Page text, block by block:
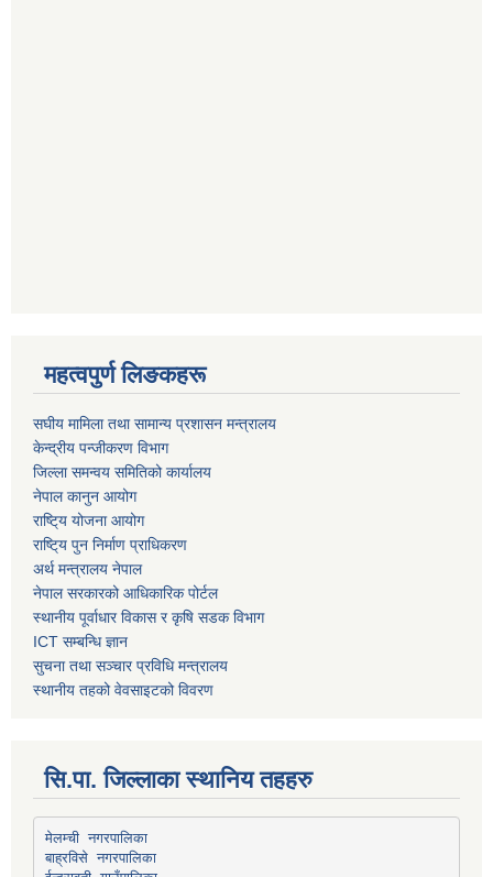
महत्वपुर्ण लिङकहरू
स‌घीय मामिला तथा सामान्य प्रशासन मन्त्रालय
केन्द्रीय पन्जीकरण विभाग
जिल्ला समन्वय समितिको कार्यालय
नेपाल कानुन आयोग
राष्टि्य योजना आयोग
राष्टि्य पुन निर्माण प्राधिकरण
अर्थ मन्त्रालय नेपाल
नेपाल सरकारको आधिकारिक पोर्टल
स्थानीय पूर्वाधार विकास र कृषि सडक विभाग
ICT सम्बन्धि ज्ञान
सुचना तथा सञ्चार प्रविधि मन्त्रालय
स्थानीय तहको वेवसाइटको विवरण
सि.पा. जिल्लाका स्थानिय तहहरु
मेलम्ची नगरपालिका
बाह्रविसे नगरपालिका